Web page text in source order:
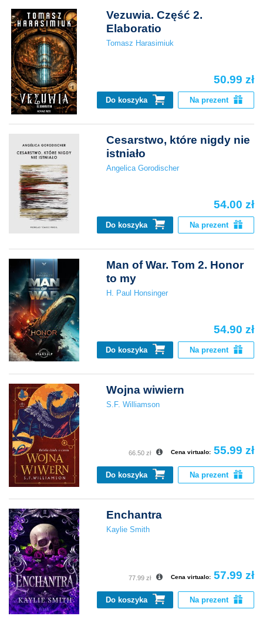
Vezuwia. Część 2.
Elaboratio
Tomasz Harasimiuk
50.99 zł
Do koszyka Na prezent
Cesarstwo, które nigdy nie
istniało
Angelica Gorodischer
54.00 zł
Do koszyka Na prezent
Man of War. Tom 2. Honor
to my
H. Paul Honsinger
54.90 zł
Do koszyka Na prezent
Wojna wiwiern
S.F. Williamson
Cena virtualo: 55.99 zł
66.50 zł
Do koszyka Na prezent
Enchantra
Kaylie Smith
Cena virtualo: 57.99 zł
77.99 zł
Do koszyka Na prezent